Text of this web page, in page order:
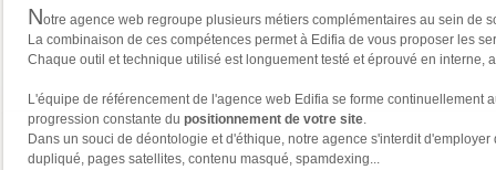
Notre agence web regroupe plusieurs métiers complémentaires au sein de
La combinaison de ces compétences permet à Edifia de vous proposer les
Chaque outil et technique utilisé est longuement testé et éprouvé en interne,
L'équipe de référencement de l'agence web Edifia se forme
progression constante du positionnement de votre site.
Dans un souci de déontologie et d'éthique, notre agence s'interdit
dupliqué, pages satellites, contenu masqué, spamdexing...